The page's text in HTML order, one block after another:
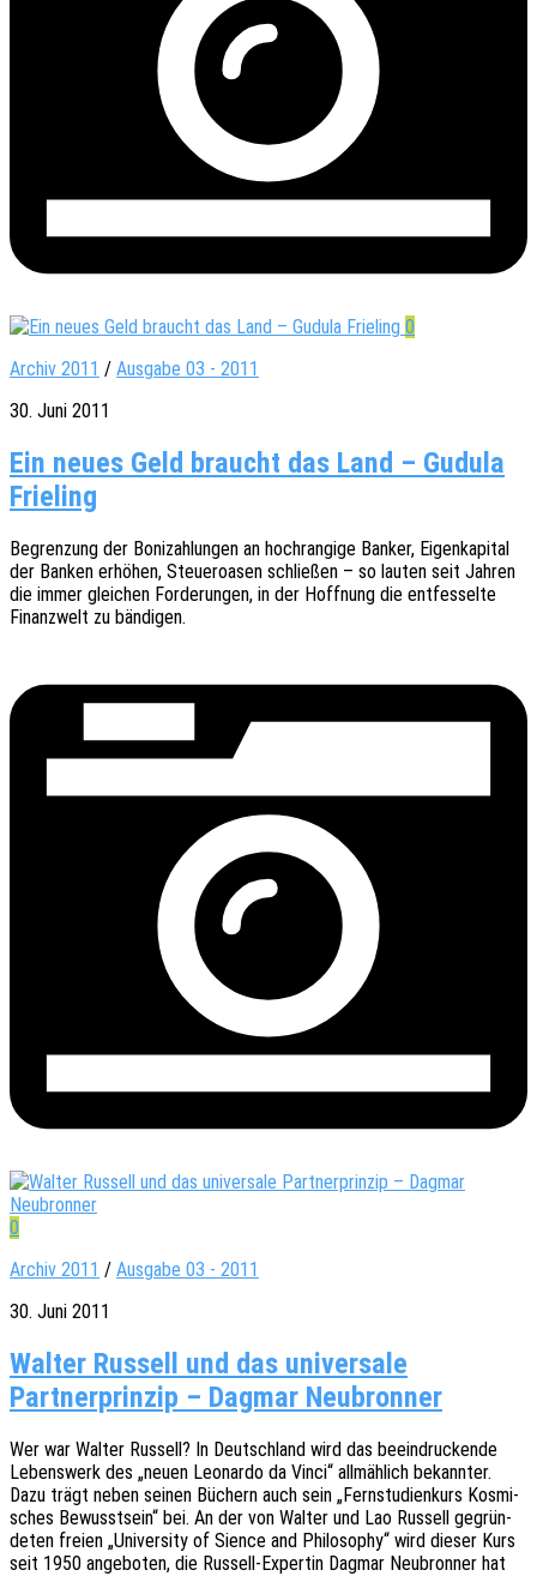
0
Archiv 2011 / Ausgabe 03 - 2011
30. Juni 2011
Ein neues Geld braucht das Land – Gudula
Frieling
Begren­zung der Boni­zah­lun­gen an hoch­ran­gi­ge Banker, Eigen­ka­pi­tal
der Banken erhö­hen, Steu­er­oa­sen schlie­ßen – so lauten seit Jahren
die immer glei­chen Forde­run­gen, in der Hoff­nung die entfes­sel­te
Finanz­welt zu bändigen.
0
Archiv 2011 / Ausgabe 03 - 2011
30. Juni 2011
Walter Russell und das universale
Partnerprinzip – Dagmar Neubronner
Wer war Walter Russell? In Deutsch­land wird das beein­dru­cken­de
Lebens­werk des „neuen Leonar­do da Vinci“ allmäh­lich bekann­ter.
Dazu trägt neben seinen Büchern auch sein „Fern­stu­di­en­kurs Kosmi­
sches Bewusst­sein“ bei. An der von Walter und Lao Russell gegrün­
de­ten freien „Univer­si­ty of Sience and Philo­so­phy“ wird dieser Kurs
seit 1950 ange­bo­ten, die Russell-Exper­tin Dagmar Neubron­ner hat